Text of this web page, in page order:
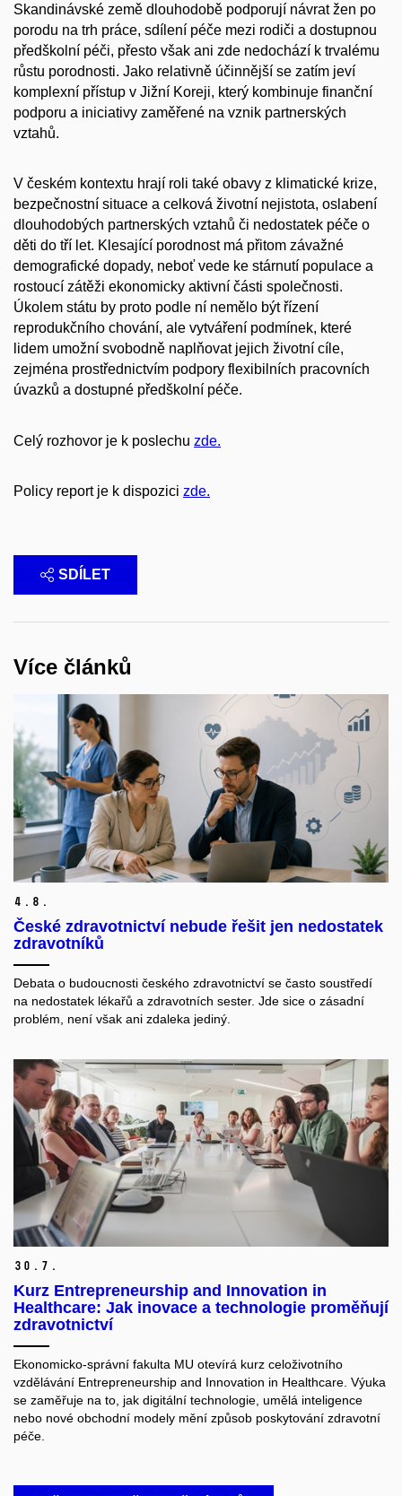
Skandinávské země dlouhodobě podporují návrat žen po
porodu na trh práce, sdílení péče mezi rodiči a dostupnou
předškolní péči, přesto však ani zde nedochází k trvalému
růstu porodnosti. Jako relativně účinnější se zatím jeví
komplexní přístup v Jižní Koreji, který kombinuje finanční
podporu a iniciativy zaměřené na vznik partnerských
vztahů.
V českém kontextu hrají roli také obavy z klimatické krize,
bezpečnostní situace a celková životní nejistota, oslabení
dlouhodobých partnerských vztahů či nedostatek péče o
děti do tří let. Klesající porodnost má přitom závažné
demografické dopady, neboť vede ke stárnutí populace a
rostoucí zátěži ekonomicky aktivní části společnosti.
Úkolem státu by proto podle ní nemělo být řízení
reprodukčního chování, ale vytváření podmínek, které
lidem umožní svobodně naplňovat jejich životní cíle,
zejména prostřednictvím podpory flexibilních pracovních
úvazků a dostupné předškolní péče.
Celý rozhovor je k poslechu zde.
Policy report je k dispozici zde.
SDÍLET
Více článků
4. 8.
České zdravotnictví nebude řešit jen nedostatek
zdravotníků
Debata o budoucnosti českého zdravotnictví se často soustředí
na nedostatek lékařů a zdravotních sester. Jde sice o zásadní
problém, není však ani zdaleka jediný.
30. 7.
Kurz Entrepreneurship and Innovation in
Healthcare: Jak inovace a technologie proměňují
zdravotnictví
Ekonomicko-správní fakulta MU otevírá kurz celoživotního
vzdělávání Entrepreneurship and Innovation in Healthcare. Výuka
se zaměřuje na to, jak digitální technologie, umělá inteligence
nebo nové obchodní modely mění způsob poskytování zdravotní
péče.